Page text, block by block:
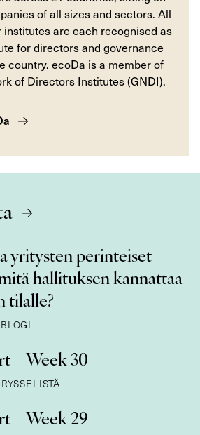
of all sizes and sectors. All
institutes are each recognised as
for directors and governance
country. ecoDa is a member of
of Directors Institutes (GNDI).
yritysten perinteiset
hallituksen kannattaa
tilalle?
– Week 30
– Week 29